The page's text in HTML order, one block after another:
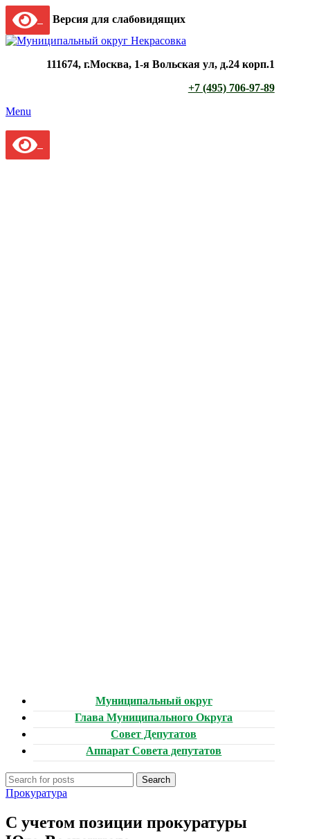
Версия для слабовидящих
111674, г.Москва, 1-я Вольская ул, д.24 корп.1
+7 (495) 706-97-89
Menu
Муниципальный округ
Глава Муниципального Округа
Совет Депутатов
Аппарат Совета депутатов
Search
Прокуратура
С учетом позиции прокуратуры